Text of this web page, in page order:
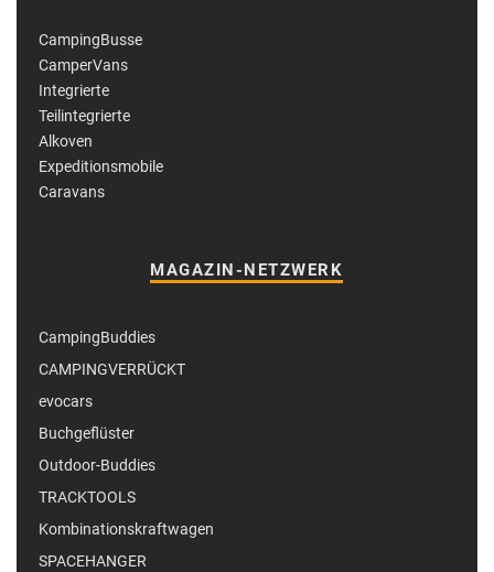
CampingBusse
CamperVans
Integrierte
Teilintegrierte
Alkoven
Expeditionsmobile
Caravans
MAGAZIN-NETZWERK
CampingBuddies
CAMPINGVERRÜCKT
evocars
Buchgeflüster
Outdoor-Buddies
TRACKTOOLS
Kombinationskraftwagen
SPACEHANGER